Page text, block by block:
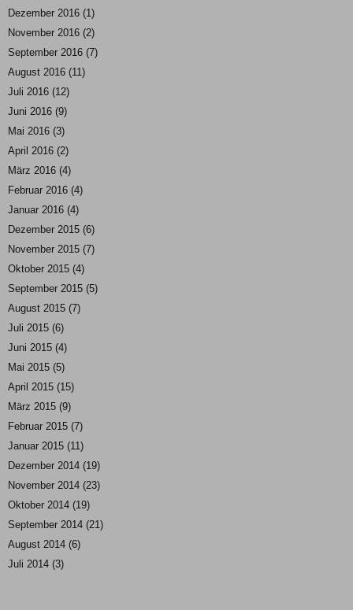
Dezember 2016 (1)
November 2016 (2)
September 2016 (7)
August 2016 (11)
Juli 2016 (12)
Juni 2016 (9)
Mai 2016 (3)
April 2016 (2)
März 2016 (4)
Februar 2016 (4)
Januar 2016 (4)
Dezember 2015 (6)
November 2015 (7)
Oktober 2015 (4)
September 2015 (5)
August 2015 (7)
Juli 2015 (6)
Juni 2015 (4)
Mai 2015 (5)
April 2015 (15)
März 2015 (9)
Februar 2015 (7)
Januar 2015 (11)
Dezember 2014 (19)
November 2014 (23)
Oktober 2014 (19)
September 2014 (21)
August 2014 (6)
Juli 2014 (3)